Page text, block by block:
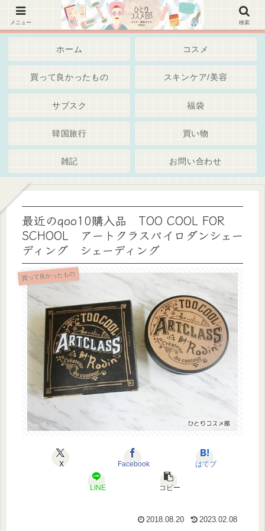
韓国コスメ、美容スキンケア・通販・Iherb・サブスク～綺麗でいたいアラサーアラフォー世代・
独身女子 ブログ
ホーム コスメ
買って良かったもの スキンケア/美容
サブスク 福袋
韓国旅行 買い物
雑記 お問い合わせ
最近のqoo10購入品 TOO COOL FOR
SCHOOL アートクラスバイロダンシェー
ディング シェーディング
買って良かったもの
X Facebook はてブ
LINE コピー
2018.08.20 2023.02.08
メニュー 検索